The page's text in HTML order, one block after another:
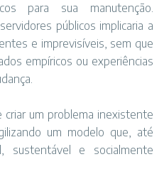
para sua manutenção.
públicos implicaria a
e imprevisíveis, sem que
empíricos ou experiências
criar um problema inexistente
um modelo que, até
sustentável e socialmente